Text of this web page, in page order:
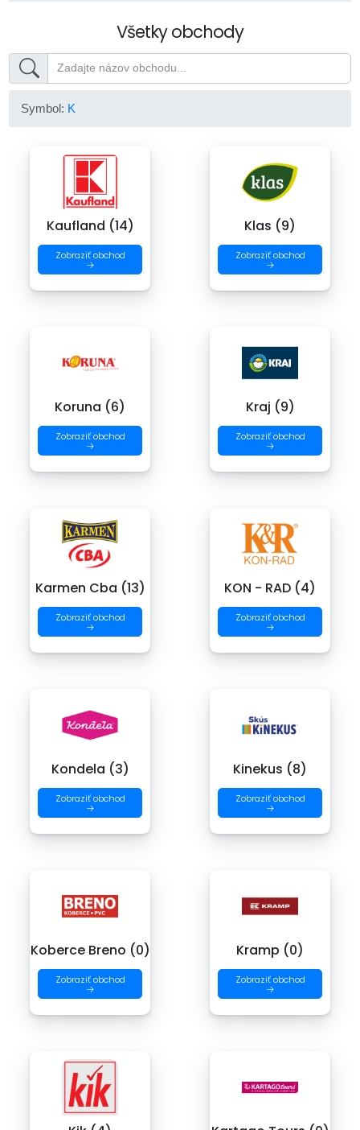
Všetky obchody
Symbol: K
Kaufland (14)
Zobraziť obchod
→
Klas (9)
Zobraziť obchod
→
Koruna (6)
Zobraziť obchod
→
Kraj (9)
Zobraziť obchod
→
Karmen Cba (13)
Zobraziť obchod
→
KON - RAD (4)
Zobraziť obchod
→
Kondela (3)
Zobraziť obchod
→
Kinekus (8)
Zobraziť obchod
→
Koberce Breno (0)
Zobraziť obchod
→
Kramp (0)
Zobraziť obchod
→